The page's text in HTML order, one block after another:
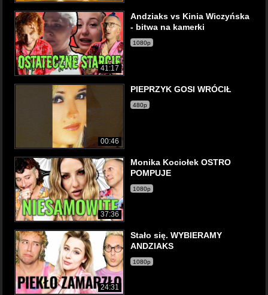
41:17
Andziaks vs Kinia Wiczyńska
- bitwa na kamerki
1080p
00:46
PIEPRZYK GOSI WRÓCIŁ
480p
37:36
Monika Kociołek OSTRO
POMPUJE
1080p
24:31
Stało się. WYBIERAMY
ANDZIAKS
1080p